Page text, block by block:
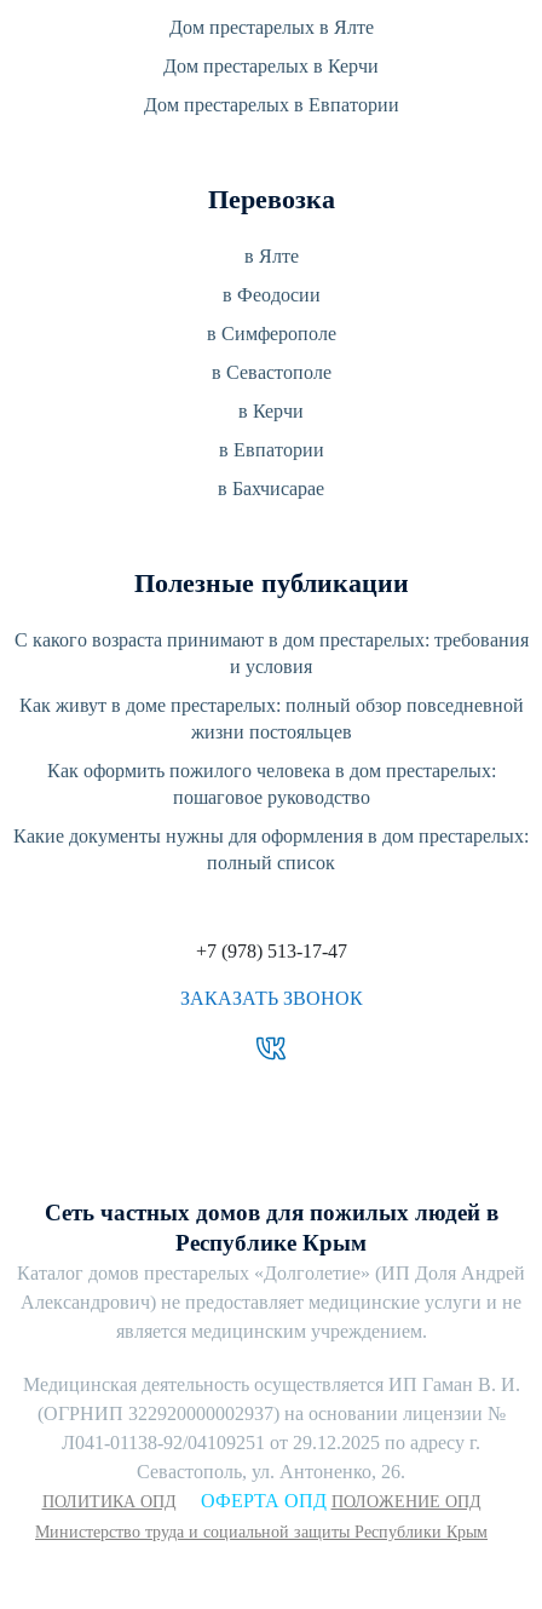
Дом престарелых в Ялте
Дом престарелых в Керчи
Дом престарелых в Евпатории
Перевозка
в Ялте
в Феодосии
в Симферополе
в Севастополе
в Керчи
в Евпатории
в Бахчисарае
Полезные публикации
С какого возраста принимают в дом престарелых: требования
и условия
Как живут в доме престарелых: полный обзор повседневной
жизни постояльцев
Как оформить пожилого человека в дом престарелых:
пошаговое руководство
Какие документы нужны для оформления в дом престарелых:
полный список
+7 (978) 513-17-47
ЗАКАЗАТЬ ЗВОНОК
Сеть частных домов для пожилых людей в
Республике Крым
Каталог домов престарелых «Долголетие» (ИП Доля Андрей
Александрович) не предоставляет медицинские услуги и не
является медицинским учреждением.
Медицинская деятельность осуществляется ИП Гаман В. И.
(ОГРНИП 322920000002937) на основании лицензии №
Л041-01138-92/04109251 от 29.12.2025 по адресу г.
Севастополь, ул. Антоненко, 26.
ПОЛИТИКА ОПД ОФЕРТА ОПД ПОЛОЖЕНИЕ ОПД
Министерство труда и социальной защиты Республики Крым